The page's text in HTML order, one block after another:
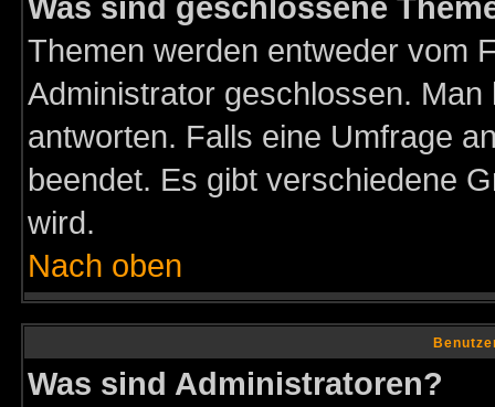
Was sind geschlossene
Themen werden entweder vom
Administrator geschlossen.
antworten. Falls eine Umfrage
beendet. Es gibt verschiedene
wird.
Nach oben
Was sind Administratoren?